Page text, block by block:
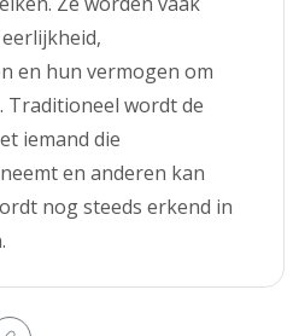
en hun vermogen om
Traditioneel wordt de
iemand die
en anderen kan
nog steeds erkend in